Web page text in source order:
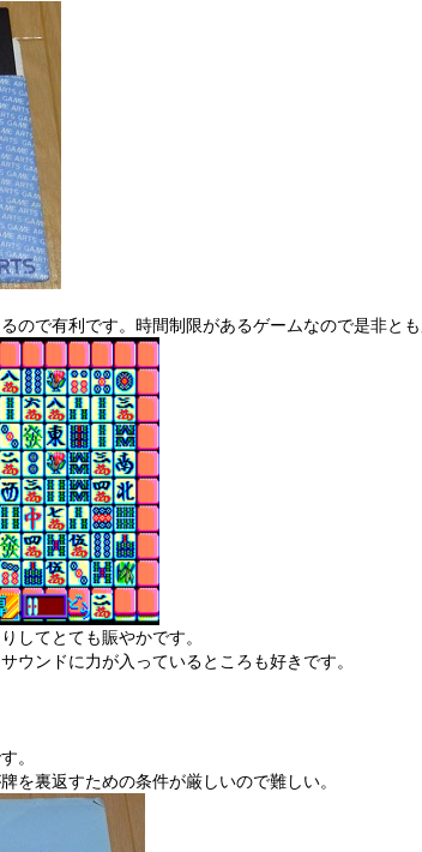
ので有利です。時間制限があるゲームなので是非とも
してとても賑やかです。
ウンドに力が入っているところも好きです。
。
を裏返すための条件が厳しいので難しい。